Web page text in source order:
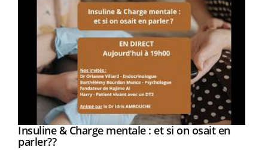
Youtube
Insuline & Charge mentale : et si on osait en
parler??Youtube
Youtube
Eczéma Chronique des Mains : se préparer
pour l’été ! Youtube